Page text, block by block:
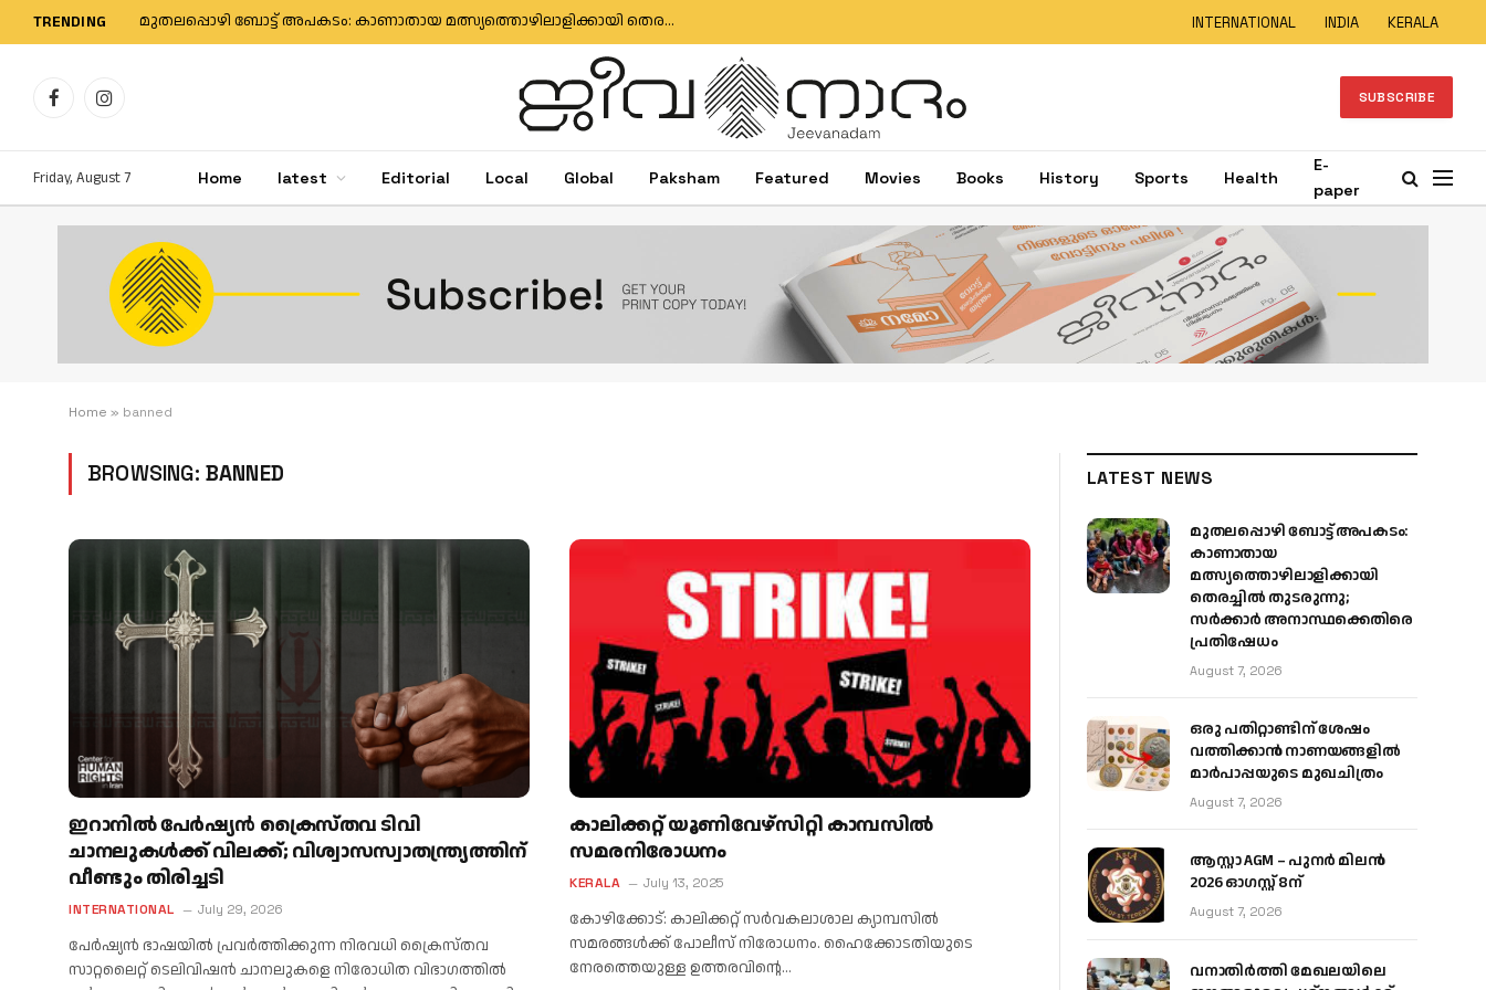
TRENDING മുതലപ്പൊഴി ബോട്ട് അപകടം: കാണാതായ മത്സ്യത്തൊഴിലാളിക്കായി തെരച്ചിൽ തുടരുന്നു; സർക്കാർ അനാസ്ഥക്കെതിരെ പ്രതിഷേധം INTERNATIONAL INDIA KERALA
FacebookInstagram SUBSCRIBE
Friday, August 7 Home latest Editorial Local Global Paksham Featured Movies Books History Sports Health
E-
paper
Home » banned
BROWSING: BANNED
ഇറാനിൽ പേർഷ്യൻ ക്രൈസ്തവ ടിവി
ചാനലുകൾക്ക് വിലക്ക്; വിശ്വാസസ്വാതന്ത്ര്യത്തിന്
വീണ്ടും തിരിച്ചടി
INTERNATIONAL July 29, 2026
പേർഷ്യൻ ഭാഷയിൽ പ്രവർത്തിക്കുന്ന നിരവധി ക്രൈസ്തവ
സാറ്റലൈറ്റ് ടെലിവിഷൻ ചാനലുകളെ നിരോധിത വിഭാഗത്തിൽ
കാലിക്കറ്റ് യൂണിവേഴ്സിറ്റി കാമ്പസിൽ
സമരനിരോധനം
KERALA July 13, 2025
കോഴിക്കോട്: കാലിക്കറ്റ് സർവകലാശാല ക്യാമ്പസിൽ
സമരങ്ങൾക്ക് പോലീസ് നിരോധനം. ഹൈക്കോടതിയുടെ
നേരത്തെയുള്ള ഉത്തരവിൻ്റെ…
LATEST NEWS
മുതലപ്പൊഴി ബോട്ട് അപകടം:
കാണാതായ
മത്സ്യത്തൊഴിലാളിക്കായി
തെരച്ചിൽ തുടരുന്നു;
സർക്കാർ അനാസ്ഥക്കെതിരെ
പ്രതിഷേധം
August 7, 2026
ഒരു പതിറ്റാണ്ടിന് ശേഷം
വത്തിക്കാൻ നാണയങ്ങളിൽ
മാർപാപ്പയുടെ മുഖചിത്രം
August 7, 2026
ആസ്റ്റാ AGM – പുനർ മിലൻ
2026 ഓഗസ്റ്റ് 8ന്
August 7, 2026
വനാതിർത്തി മേഖലയിലെ